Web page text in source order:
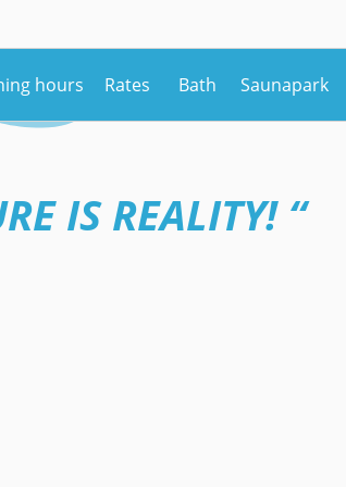
hours Rates Bath Saunapark
IS REALITY! “